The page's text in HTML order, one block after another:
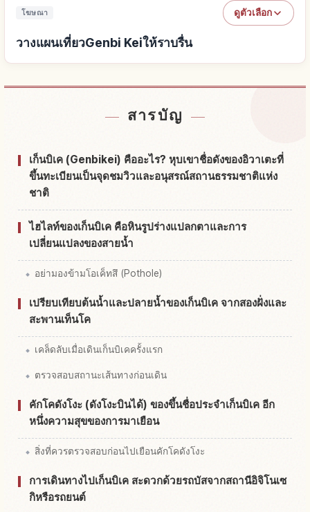
โฆษณา ดูตัวเลือก
วางแผนเที่ยวGenbi Keiให้ราบรื่น
สารบัญ
เก็นบิเค (Genbikei) คืออะไร? หุบเขาชื่อดังของอิวาเตะที่
ขึ้นทะเบียนเป็นจุดชมวิวและอนุสรณ์สถานธรรมชาติแห่ง
ชาติ
ไฮไลท์ของเก็นบิเค คือหินรูปร่างแปลกตาและการ
เปลี่ยนแปลงของสายน้ำ
อย่ามองข้ามโอเค็ทสึ (Pothole)
เปรียบเทียบต้นน้ำและปลายน้ำของเก็นบิเค จากสองฝั่งและ
สะพานเท็นโค
เคล็ดลับเมื่อเดินเก็นบิเคครั้งแรก
ตรวจสอบสถานะเส้นทางก่อนเดิน
คักโคดังโงะ (ดังโงะบินได้) ของขึ้นชื่อประจำเก็นบิเค อีก
หนึ่งความสุขของการมาเยือน
สิ่งที่ควรตรวจสอบก่อนไปเยือนคักโคดังโงะ
การเดินทางไปเก็นบิเค สะดวกด้วยรถบัสจากสถานีอิจิโนเซ
กิหรือรถยนต์